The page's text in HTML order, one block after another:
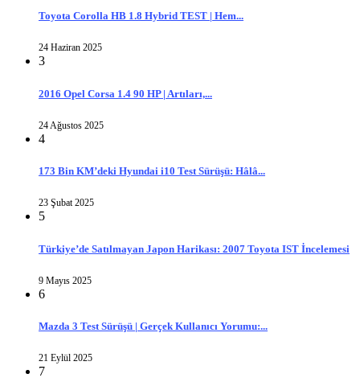
Toyota Corolla HB 1.8 Hybrid TEST | Hem...
24 Haziran 2025
3
2016 Opel Corsa 1.4 90 HP | Artıları,...
24 Ağustos 2025
4
173 Bin KM’deki Hyundai i10 Test Sürüşü: Hâlâ...
23 Şubat 2025
5
Türkiye’de Satılmayan Japon Harikası: 2007 Toyota IST İncelemesi
9 Mayıs 2025
6
Mazda 3 Test Sürüşü | Gerçek Kullanıcı Yorumu:...
21 Eylül 2025
7